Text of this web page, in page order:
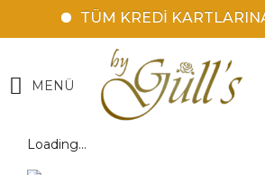
TÜM KREDİ
MENÜ
Loading...